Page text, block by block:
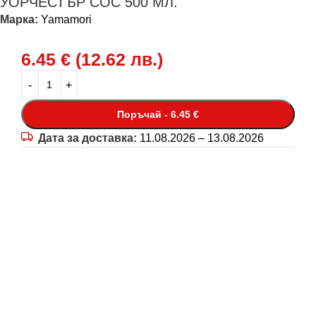
Марка: Yamamori
6.45 € (12.62 лв.)
Поръчай - 6.45 €
Дата за доставка: 11.08.2026 – 13.08.2026